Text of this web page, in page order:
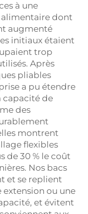
à une
dont
augmenté
initiaux étaient
trop
Après
pliables
a pu étendre
capacité de
des
montrent
flexibles
de 30 % le coût
Nos bacs
et se replient
extension ou une
et évitent